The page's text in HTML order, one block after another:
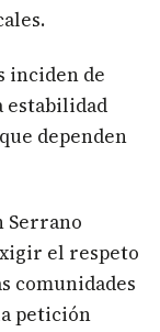
inciden de
estabilidad
dependen
Serrano
el respeto
comunidades
petición